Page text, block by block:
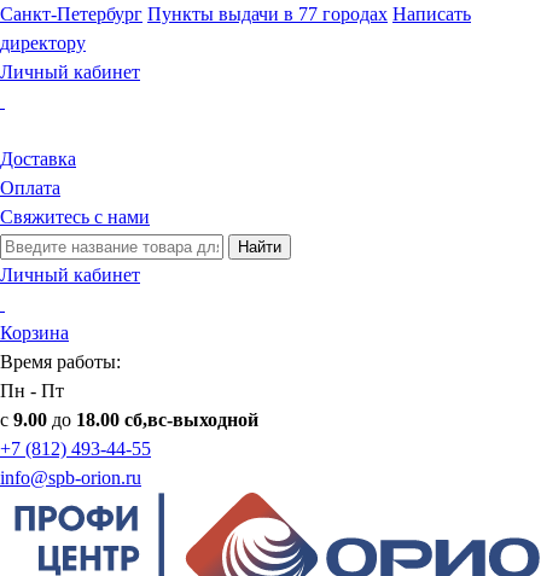
Санкт-Петербург Пункты выдачи в 77 городах Написать
директору
Личный кабинет
Доставка
Оплата
Свяжитесь с нами
Найти
Личный кабинет
Корзина
Время работы:
Пн - Пт
с 9.00 до 18.00 сб,вс-выходной
+7 (812) 493-44-55
info@spb-orion.ru